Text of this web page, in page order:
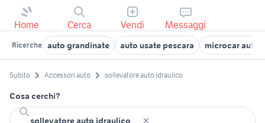
Home Cerca Vendi Messaggi
Ricerche auto grandinate auto usate pescara microcar auto
Subito Accessori auto sollevatore auto idraulico
Cosa cerchi?